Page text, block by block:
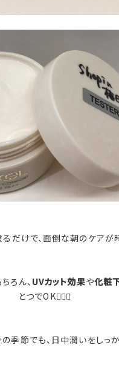
るだけで、面倒な朝のケアが
ろん、 UVカット効果や化粧
とつでOK🙆🏻‍♀️
季節でも、日中潤いをしっか